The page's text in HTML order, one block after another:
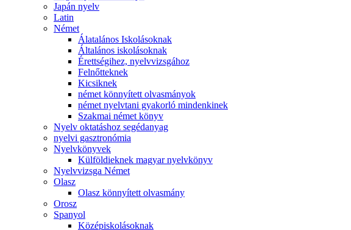
Japán nyelv
Latin
Német
Álatalános Iskolásoknak
Általános iskolásoknak
Érettségihez, nyelvvizsgához
Felnőtteknek
Kicsiknek
német könnyített olvasmányok
német nyelvtani gyakorló mindenkinek
Szakmai német könyv
Nyelv oktatáshoz segédanyag
nyelvi gasztronómia
Nyelvkönyvek
Külföldieknek magyar nyelvkönyv
Nyelvvizsga Német
Olasz
Olasz könnyített olvasmány
Orosz
Spanyol
Középiskolásoknak